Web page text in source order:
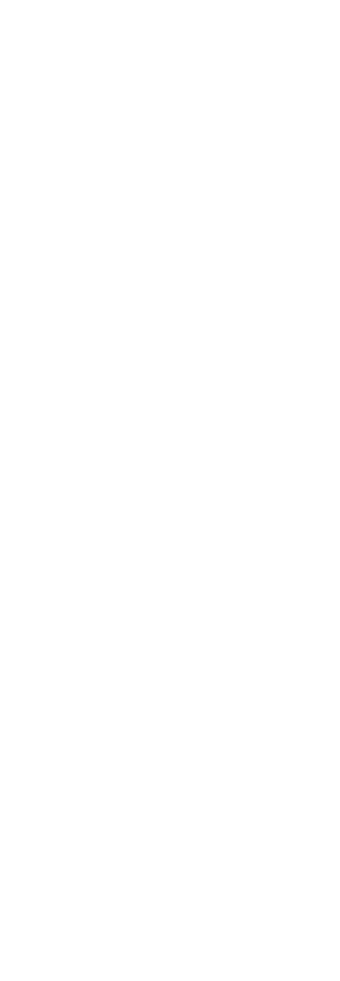
. .
. .